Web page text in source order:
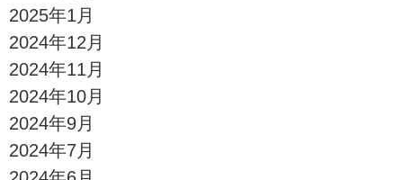
2025年1月
2024年12月
2024年11月
2024年10月
2024年9月
2024年7月